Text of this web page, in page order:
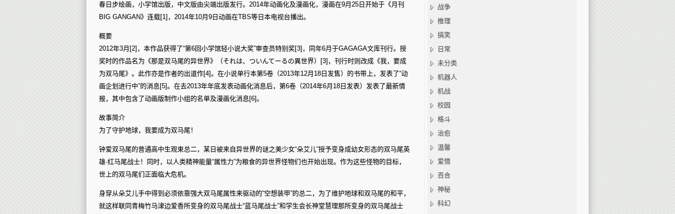
春日步绘画，小学馆出版，中文版由尖端出版发行。2014年动画化及漫画化，漫画在9月25日开始于《月刊
BIG GANGAN》连载[1]，2014年10月9日动画在TBS等日本电视台播出。
概要
2012年3月[2]，本作品获得了“第6回小学馆轻小说大奖”审查员特别奖[3]，同年6月于GAGAGA文库刊行。授
奖时的作品名为《那是双马尾的异世界》（それは、ついんてーるの異世界）[3]，刊行时则改成《我，要成
为双马尾》。此作亦是作者的出道作[4]。在小说单行本第5卷（2013年12月18日发售）的书带上，发表了“动
画企划进行中”的消息[5]。在去2013年年底发表动画化消息后，第6卷（2014年6月18日发表）发表了最新情
报，其中包含了动画版制作小组的名单及漫画化消息[6]。
故事简介
为了守护地球，我要成为双马尾！
钟爱双马尾的普通高中生观束总二，某日被来自异世界的谜之美少女“朵艾儿”授予变身成幼女形态的双马尾英
雄·红马尾战士！同时，以人类精神能量“属性力”为粮食的异世界怪物们也开始出现。作为这些怪物的目标，
世上的双马尾们正面临大危机。
身穿从朵艾儿手中得到必须依靠强大双马尾属性来驱动的“空想装甲”的总二，为了维护地球和双马尾的和平，
就这样联同青梅竹马津边爱香所变身的双马尾战士“蓝马尾战士”和学生会长神堂慧理那所变身的双马尾战士
战争
推理
搞笑
日常
未分类
机器人
机战
校园
格斗
治愈
温馨
爱情
百合
神秘
科幻